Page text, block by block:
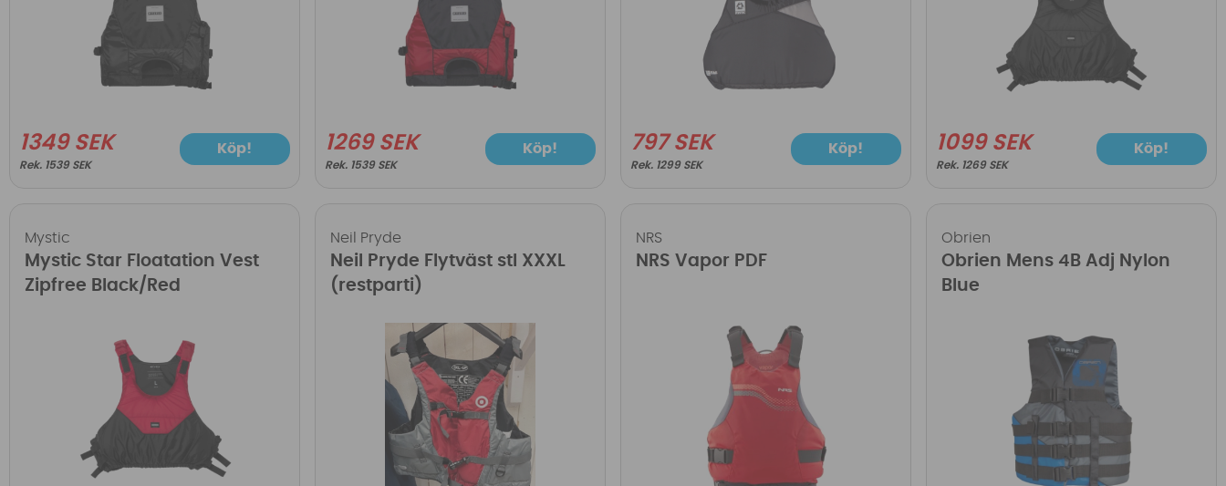
1349 SEK
1539 SEK
Köp! 1269 SEK
1539 SEK
Köp! 797 SEK
1299 SEK
Köp! 1099 SEK
1269 SEK
Köp!
Mystic
Mystic Star Floatation Vest
Zipfree Black/Red
Neil Pryde
Neil Pryde Flytväst stl XXXL
(restparti)
NRS
NRS Vapor PDF
Obrien
Obrien Mens 4B Adj Nylon
Blue